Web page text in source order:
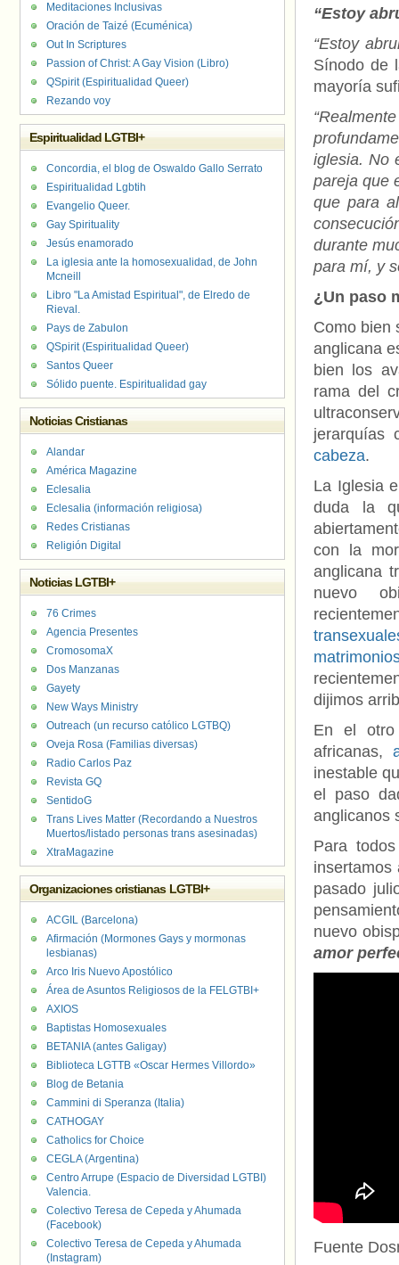
“Estoy
“Estoy
Sínodo de
mayoría
iglesia. No
pareja que
que para
durante
para mí, y
¿Un paso
Como bien
anglicana
bien los
rama del
jerarquías
cabeza.
La Iglesia
duda la
con la
anglicana
nuevo
dijimos
En el otro
africanas,
inestable
el paso
anglicanos
Para
pasado
nuevo
amor
Fuente
Meditaciones Inclusivas
Oración de Taizé (Ecuménica)
Out In Scriptures
Passion of Christ: A Gay Vision (Libro)
QSpirit (Espiritualidad Queer)
Rezando voy
Espiritualidad LGTBI+
Concordia, el blog de Oswaldo Gallo Serrato
Espiritualidad Lgbtih
Evangelio Queer.
Gay Spirituality
Jesús enamorado
La iglesia ante la homosexualidad, de John
Mcneill
Libro "La Amistad Espiritual", de Elredo de
Rieval.
Pays de Zabulon
QSpirit (Espiritualidad Queer)
Santos Queer
Sólido puente. Espiritualidad gay
Noticias Cristianas
Alandar
América Magazine
Eclesalia
Eclesalia (información religiosa)
Redes Cristianas
Religión Digital
Noticias LGTBI+
76 Crimes
Agencia Presentes
CromosomaX
Dos Manzanas
Gayety
New Ways Ministry
Outreach (un recurso católico LGTBQ)
Oveja Rosa (Familias diversas)
Radio Carlos Paz
Revista GQ
SentidoG
Trans Lives Matter (Recordando a Nuestros
Muertos/listado personas trans asesinadas)
XtraMagazine
Organizaciones cristianas LGTBI+
ACGIL (Barcelona)
Afirmación (Mormones Gays y mormonas
lesbianas)
Arco Iris Nuevo Apostólico
Área de Asuntos Religiosos de la FELGTBI+
AXIOS
Baptistas Homosexuales
BETANIA (antes Galigay)
Biblioteca LGTTB «Oscar Hermes Villordo»
Blog de Betania
Cammini di Speranza (Italia)
CATHOGAY
Catholics for Choice
CEGLA (Argentina)
Centro Arrupe (Espacio de Diversidad LGTBI)
Valencia.
Colectivo Teresa de Cepeda y Ahumada
(Facebook)
Colectivo Teresa de Cepeda y Ahumada
(Instagram)